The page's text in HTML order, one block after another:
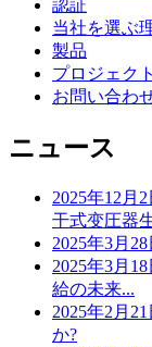
認証
当社を選ぶ
製品
プロジェクト
お問い合わ
ニュース
2025年12月2
干式变圧器
2025年3月28
2025年3月18
給の未来...
2025年2月21
か?